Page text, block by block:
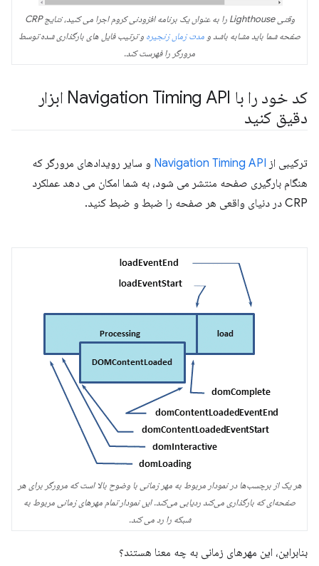
وقتی Lighthouse را به عنوان یک برنامه افزودنی کروم اجرا می کنید، نتایج CRP
صفحه شما باید مشابه باشد و مدت زمان زنجیره و ترتیب فایل های بارگذاری شده توسط
مرورگر را فهرست کند.
کد خود را با Navigation Timing API ابزار
دقیق کنید
ترکیبی از Navigation Timing API و سایر رویدادهای مرورگر که
هنگام بارگیری صفحه منتشر می شود، به شما امکان می دهد عملکرد
CRP در دنیای واقعی هر صفحه را ضبط و ضبط کنید.
هر یک از برچسب‌ها در نمودار مربوط به مهر زمانی با وضوح بالا است که مرورگر برای هر
صفحه‌ای که بارگذاری می‌کند ردیابی می‌کند. این نمودار تمام مهرهای زمانی مربوط به
شبکه را رد می کند.
بنابراین، این مهرهای زمانی به چه معنا هستند؟